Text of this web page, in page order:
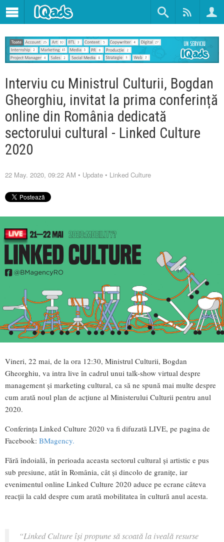
Interviu cu Ministrul Culturii, Bogdan
Gheorghiu, invitat la prima conferință
online din România dedicată
sectorului cultural - Linked Culture
2020
22 May. 2020, 09:22 AM • Update • Linked Culture
Vineri, 22 mai, de la ora 12:30, Ministrul Culturii, Bogdan
Gheorghiu, va intra live în cadrul unui talk-show virtual despre
management și marketing cultural, ca să ne spună mai multe despre
cum arată noul plan de acțiune al Ministerului Culturii pentru anul
2020.
Conferința Linked Culture 2020 va fi difuzată LIVE, pe pagina de
Facebook: BMagency.
Fără îndoială, în perioada aceasta sectorul cultural și artistic e pus
sub presiune, atât în România, cât și dincolo de granițe, iar
evenimentul online Linked Culture 2020 aduce pe ecrane câteva
reacții la cald despre cum arată mobilitatea în cultură anul acesta.
“Linked Culture își propune să scoată la iveală resurse